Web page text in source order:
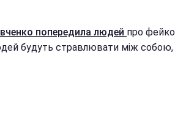
попередила людей про
будуть стравлювати між собою,